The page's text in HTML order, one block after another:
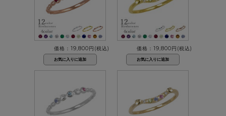
価格：19,800円(税込) 価格：19,800円(税込)